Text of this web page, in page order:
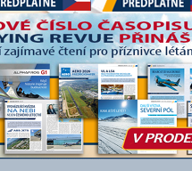
Předplatné Předplatné